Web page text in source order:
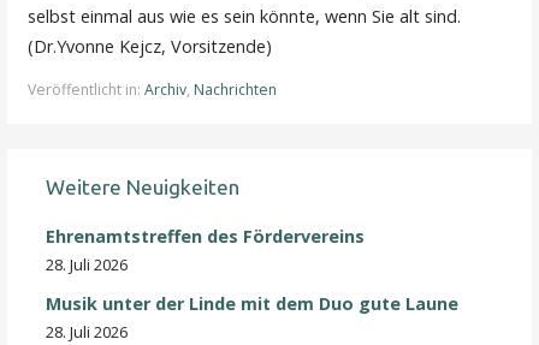
selbst einmal aus wie es sein könnte, wenn Sie alt sind.
(Dr.Yvonne Kejcz, Vorsitzende)
Veröffentlicht in:Archiv, Nachrichten
Weitere Neuigkeiten
Ehrenamtstreffen des Fördervereins
28. Juli 2026
Musik unter der Linde mit dem Duo gute Laune
28. Juli 2026